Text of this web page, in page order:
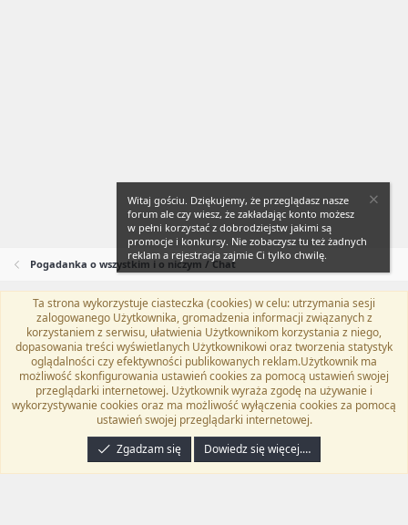
Pogadanka o wszystkim i o niczym / Chat
Flat Awesome + (Parent DO NOT EDIT)
Polski (PL)
Kontakt
Regulamin Polityka prywatności Pomoc
TwitterKontakt
RSS
Community platform by XenForo® © 2010-2024 XenForo Ltd.
programyzadarmo.net.pl . | Xenforo Add-ons
Email Check by MPM.PM
Witaj gościu. Dziękujemy, że przeglądasz nasze
forum ale czy wiesz, że zakładając konto możesz
w pełni korzystać z dobrodziejstw jakimi są
promocje i konkursy. Nie zobaczysz tu też żadnych
reklam a rejestracja zajmie Ci tylko chwilę.
Ta strona wykorzystuje ciasteczka (cookies) w celu: utrzymania sesji
zalogowanego Użytkownika, gromadzenia informacji związanych z
korzystaniem z serwisu, ułatwienia Użytkownikom korzystania z niego,
dopasowania treści wyświetlanych Użytkownikowi oraz tworzenia statystyk
oglądalności czy efektywności publikowanych reklam.Użytkownik ma
możliwość skonfigurowania ustawień cookies za pomocą ustawień swojej
przeglądarki internetowej. Użytkownik wyraża zgodę na używanie i
wykorzystywanie cookies oraz ma możliwość wyłączenia cookies za pomocą
ustawień swojej przeglądarki internetowej.
Zgadzam się
Dowiedz się więcej.…